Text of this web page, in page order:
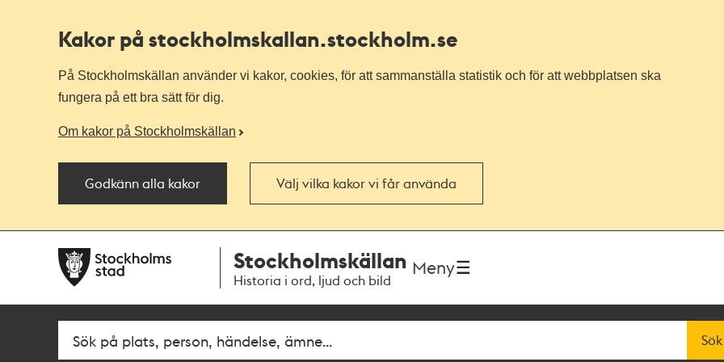
Kakor på stockholmskallan.stockholm.se
På Stockholmskällan använder vi kakor, cookies, för att sammanställa statistik och för att webbplatsen ska
fungera på ett bra sätt för dig.
Om kakor på Stockholmskällan
Godkänn alla kakor Välj vilka kakor vi får använda
navigationen
huvudinnehållet
Stockholmskällan
Historia i ord, ljud och bild
Meny
Fritextsök Sök